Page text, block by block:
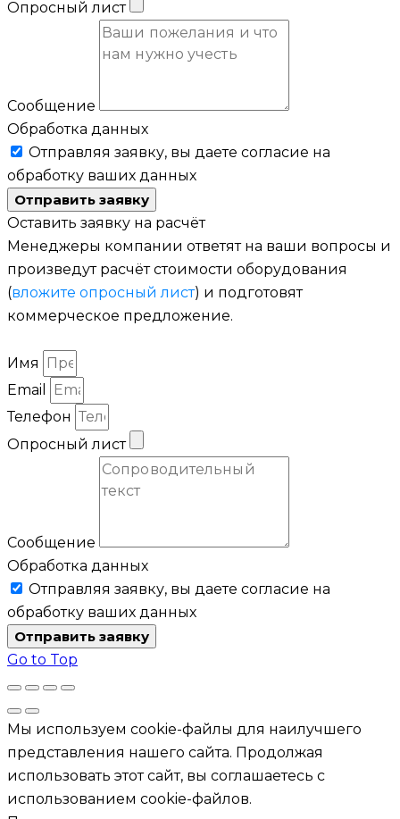
Опросный лист
Сообщение
Обработка данных
Отправляя заявку, вы даете согласие на
обработку ваших данных
Отправить заявку
Оставить заявку на расчёт
Менеджеры компании ответят на ваши вопросы и
произведут расчёт стоимости оборудования
(вложите опросный лист) и подготовят
коммерческое предложение.
Имя
Email
Телефон
Опросный лист
Сообщение
Обработка данных
Отправляя заявку, вы даете согласие на
обработку ваших данных
Отправить заявку
Go to Top
Мы используем cookie-файлы для наилучшего
представления нашего сайта. Продолжая
использовать этот сайт, вы соглашаетесь с
использованием cookie-файлов.